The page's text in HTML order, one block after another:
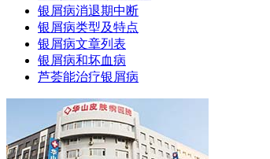
银屑病消退期中断
银屑病类型及特点
银屑病文章列表
银屑病和坏血病
芦荟能治疗银屑病